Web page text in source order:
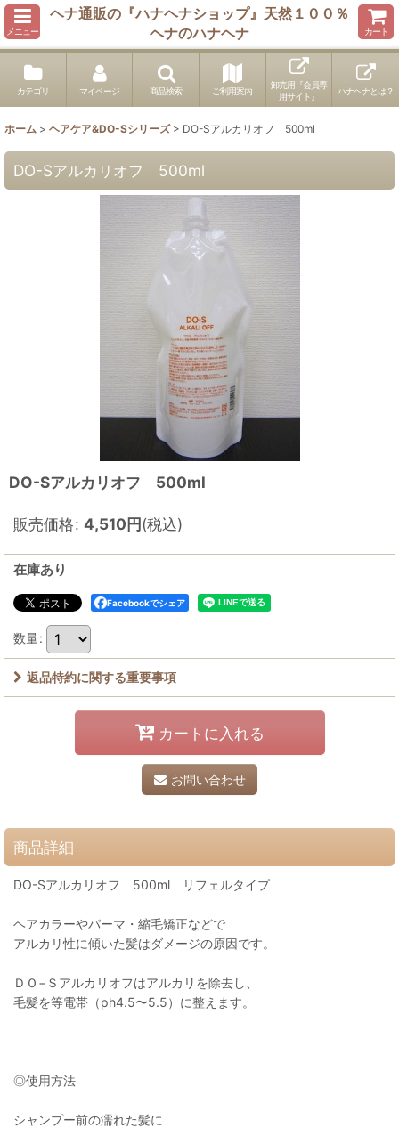
メニュー
ヘナ通販の『ハナヘナショップ』天然１００％
ヘナのハナヘナ
カート
カテゴリ マイページ 商品検索 ご利用案内
卸売用『会員専
用サイト』
ハナヘナとは？
ホーム > ヘアケア&DO-Sシリーズ > DO-Sアルカリオフ 500ml
DO-Sアルカリオフ 500ml
DO-Sアルカリオフ 500ml
販売価格: 4,510円(税込)
在庫あり
Facebookでシェア
数量:
返品特約に関する重要事項
カートに入れる
お問い合わせ
商品詳細
DO-Sアルカリオフ 500ml リフェルタイプ
ヘアカラーやパーマ・縮毛矯正などで
アルカリ性に傾いた髪はダメージの原因です。
ＤＯ−Ｓアルカリオフはアルカリを除去し、
毛髪を等電帯（ph4.5〜5.5）に整えます。
◎使用方法
シャンプー前の濡れた髪に